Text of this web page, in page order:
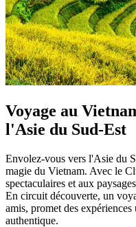
Voyage au
l'Asie du Sud-Est
Envolez-vous vers l'Asie du
magie du Vietnam. Avec le
spectaculaires et aux
En circuit découverte, un
amis, promet des
authentique.